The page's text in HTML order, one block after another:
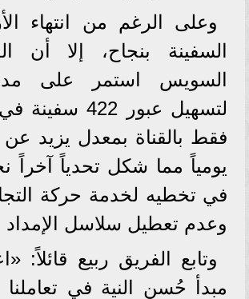
وعلى الرغم من انتهاء
السفينة بنجاح، إلا أن
السويس استمر على
لتسهيل عبور 422
يومياً مما شكل تحدياً آخراً
في تخطيه لخدمة حركة
وعدم تعطيل سلاسل الإمداد
وتابع الفريق ربيع قائلاً:
مبدأ حُسن النية في